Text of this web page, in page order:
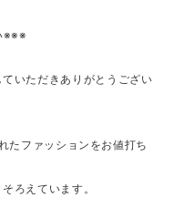
※※※
いただきありがとうござい
たファッションをお値打ち
ろえています。